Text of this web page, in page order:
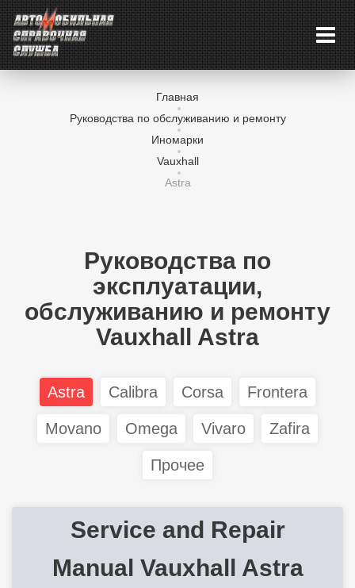
Главная
Руководства по обслуживанию и ремонту
Иномарки
Vauxhall
Astra
Руководства по
эксплуатации,
обслуживанию и ремонту
Vauxhall Astra
Astra Calibra Corsa Frontera
Movano Omega Vivaro Zafira
Прочее
Service and Repair
Manual Vauxhall Astra